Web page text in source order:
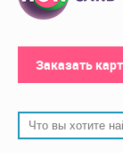
Заказать